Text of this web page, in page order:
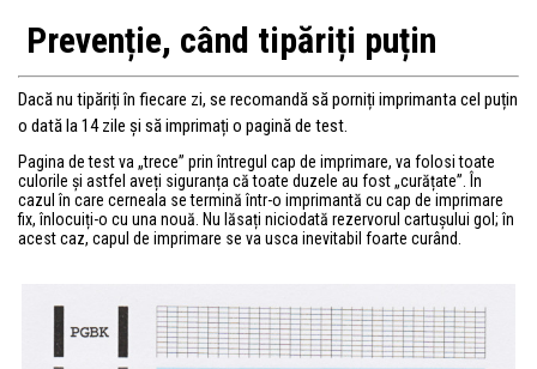
Prevenție, când tipăriți puțin
Dacă nu tipăriți în fiecare zi, se recomandă să porniți imprimanta cel puțin
o dată la 14 zile și să imprimați o pagină de test.
Pagina de test va „trece” prin întregul cap de imprimare, va folosi toate
culorile și astfel aveți siguranța că toate duzele au fost „curățate”. În
cazul în care cerneala se termină într-o imprimantă cu cap de imprimare
fix, înlocuiți-o cu una nouă. Nu lăsați niciodată rezervorul cartușului gol; în
acest caz, capul de imprimare se va usca inevitabil foarte curând.